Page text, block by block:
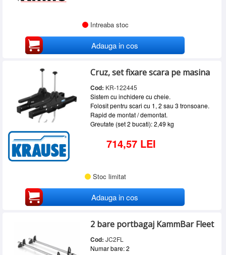
Intreaba stoc
Adauga in cos
Cruz, set fixare scara pe masina
Cod: KR-122445
Sistem cu inchidere cu cheie.
Folosit pentru scari cu 1, 2 sau 3 tronsoane.
Rapid de montat / demontat.
Greutate (set 2 bucati): 2,49 kg
714,57 LEI
Stoc limitat
Adauga in cos
2 bare portbagaj KammBar Fleet
Cod: JC2FL
Numar bare: 2